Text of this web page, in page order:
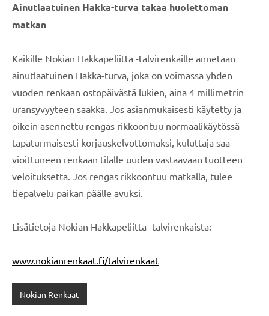
Ainutlaatuinen Hakka-turva takaa huolettoman
matkan
Kaikille Nokian Hakkapeliitta -talvirenkaille annetaan
ainutlaatuinen Hakka-turva, joka on voimassa yhden
vuoden renkaan ostopäivästä lukien, aina 4 millimetrin
uransyvyyteen saakka. Jos asianmukaisesti käytetty ja
oikein asennettu rengas rikkoontuu normaalikäytössä
tapaturmaisesti korjauskelvottomaksi, kuluttaja saa
vioittuneen renkaan tilalle uuden vastaavaan tuotteen
veloituksetta. Jos rengas rikkoontuu matkalla, tulee
tiepalvelu paikan päälle avuksi.
Lisätietoja Nokian Hakkapeliitta -talvirenkaista:
www.nokianrenkaat.fi/talvirenkaat
Nokian Renkaat